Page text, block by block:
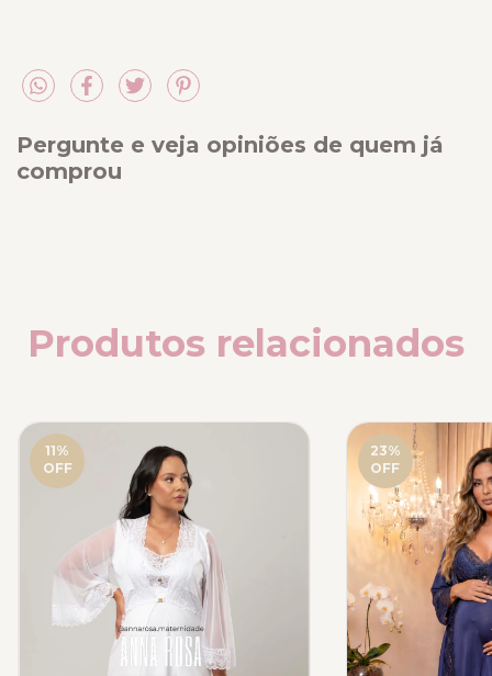
Pergunte e veja opiniões de quem já
comprou
Produtos relacionados
11%
OFF
23%
OFF